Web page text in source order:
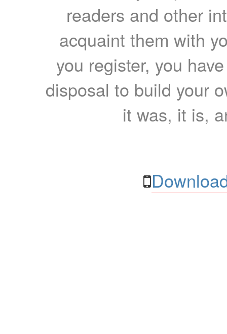
readers and other
acquaint them with
you register, you
disposal to build your
it was, it is,